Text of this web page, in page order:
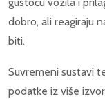
dobro, ali reagiraju
biti.
Suvremeni sustavi
podatke iz više